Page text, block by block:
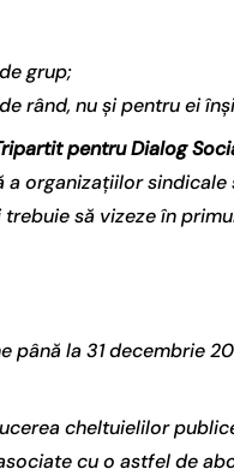
grup;
rând, nu și pentru ei
pentru Dialog
organizațiilor sindicale
să vizeze în
până la 31 decembrie
cheltuielilor
cu o astfel de